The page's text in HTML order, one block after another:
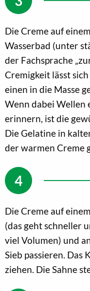
Die Creme auf
Wasserbad (unter
der Fachsprache
Cremigkeit lässt
einen in die Masse
Wenn dabei Wellen
erinnern, ist die
Die Gelatine in
der warmen Creme
Die Creme auf
(das geht schneller
viel Volumen) und
Sieb passieren. Das
ziehen. Die Sahne